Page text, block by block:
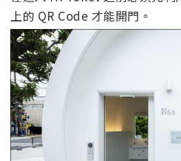
上的 QR Code 才能開門。